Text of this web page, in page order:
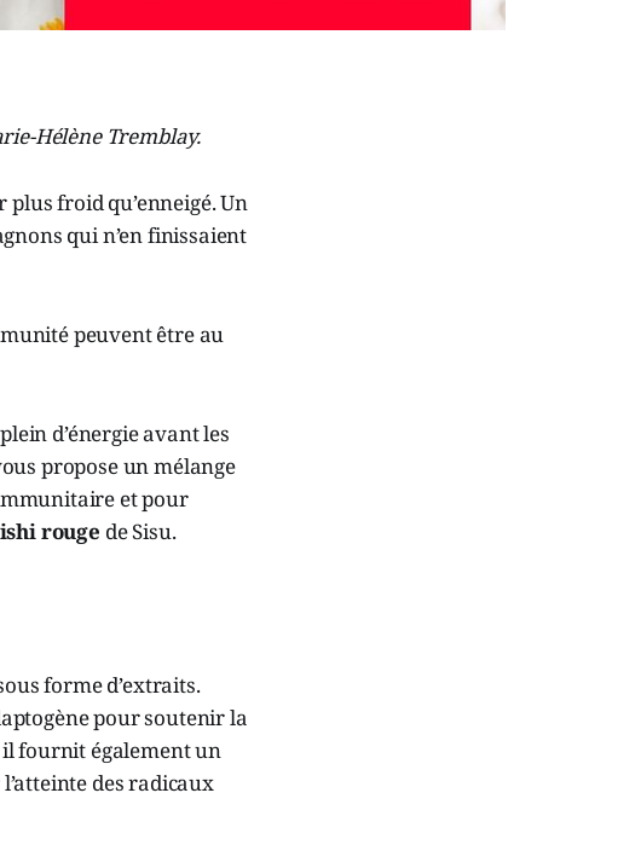
Hélène Tremblay.
froid qu’enneigé. Un
qui n’en finissaient
peuvent être au
d’énergie avant les
propose un mélange
et pour
rouge de Sisu.
forme d’extraits.
pour soutenir la
il fournit également un
des radicaux